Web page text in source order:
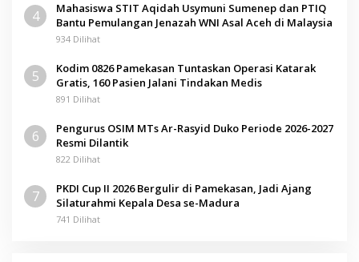
4
Mahasiswa STIT Aqidah Usymuni Sumenep dan PTIQ
Bantu Pemulangan Jenazah WNI Asal Aceh di Malaysia
934 Dilihat
5
Kodim 0826 Pamekasan Tuntaskan Operasi Katarak
Gratis, 160 Pasien Jalani Tindakan Medis
891 Dilihat
6
Pengurus OSIM MTs Ar-Rasyid Duko Periode 2026-2027
Resmi Dilantik
822 Dilihat
7
PKDI Cup II 2026 Bergulir di Pamekasan, Jadi Ajang
Silaturahmi Kepala Desa se-Madura
741 Dilihat